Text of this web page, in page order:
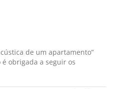
de um apartamento”
obrigada a seguir os